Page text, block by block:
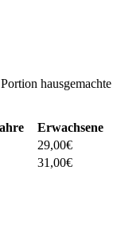
hausgemachte
Erwachsene
29,00€
31,00€